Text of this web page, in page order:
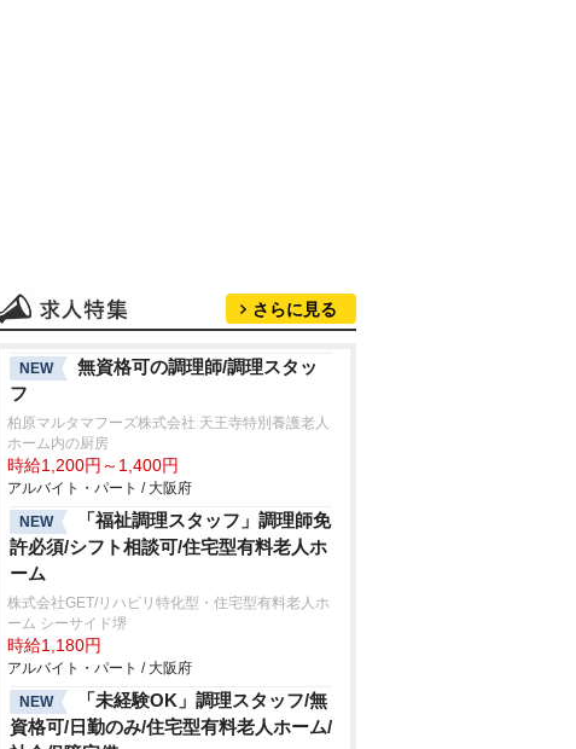
さらに見る
NEW
無資格可の調理師/調理スタッ
フ
柏原マルタマフーズ株式会社 天王寺特別養護老人
ホーム内の厨房
時給1,200円～1,400円
アルバイト・パート / 大阪府
NEW
「福祉調理スタッフ」調理師免
許必須/シフト相談可/住宅型有料老人ホ
ーム
株式会社GET/リハビリ特化型・住宅型有料老人ホ
ーム シーサイド堺
時給1,180円
アルバイト・パート / 大阪府
NEW
「未経験OK」調理スタッフ/無
資格可/日勤のみ/住宅型有料老人ホーム/